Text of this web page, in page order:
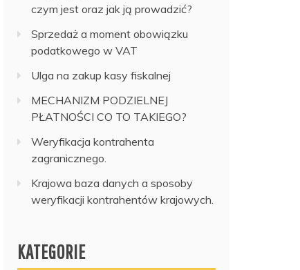
czym jest oraz jak ją prowadzić?
Sprzedaż a moment obowiązku
podatkowego w VAT
Ulga na zakup kasy fiskalnej
MECHANIZM PODZIELNEJ
PŁATNOŚCI CO TO TAKIEGO?
Weryfikacja kontrahenta
zagranicznego.
Krajowa baza danych a sposoby
weryfikacji kontrahentów krajowych.
KATEGORIE